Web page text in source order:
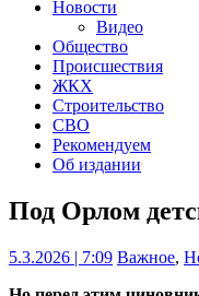
Новости
Видео
Общество
Происшествия
ЖКХ
Строительство
СВО
Рекомендуем
Об издании
Под Орлом
5.3.2026 | 7:09 Важное,